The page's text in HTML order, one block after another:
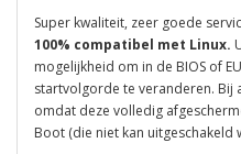
Super kwaliteit, zeer goede
100% compatibel met Linux.
mogelijkheid om in de BIOS of
startvolgorde te veranderen. Bij
omdat deze volledig
Boot (die niet kan uitgeschakeld